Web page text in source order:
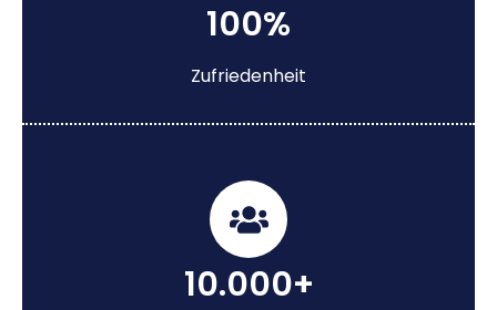
100%
Zufriedenheit
10.000+